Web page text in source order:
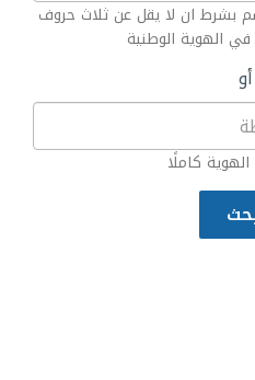
بشرط ان لا يقل عن ثلاث حروف
الهوية الوطنية
أو
كاملًا